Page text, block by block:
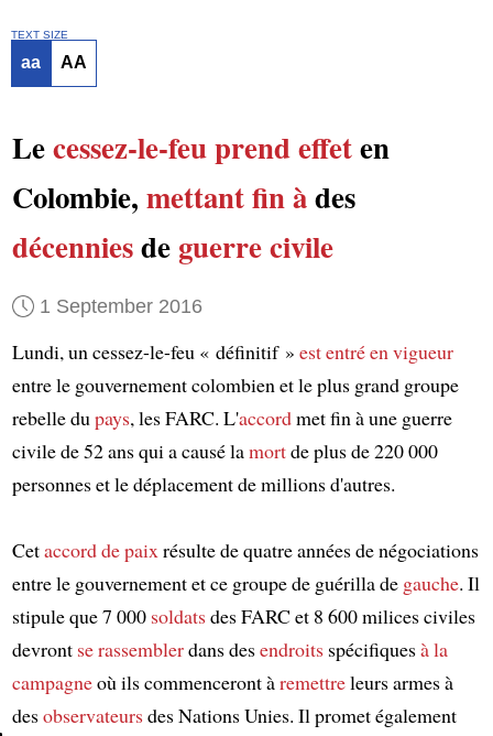
TEXT SIZE
aa AA
Lecessez-le-feuprend effeten
Colombie, mettant fin àdes
décenniesde guerre civile
1 September 2016
Lundi, un cessez-le-feu « définitif » est entré en vigueur
entre le gouvernement colombien et le plus grand groupe
rebelle dupays, les FARC. L'accordmet fin à une guerre
civile de 52 ans qui a causé lamortde plus de 220 000
personnes et le déplacement de millions d'autres.
Cetaccord de paixrésulte de quatre années de négociations
entre le gouvernement et ce groupe de guérilla de gauche. Il
stipule que 7 000 soldatsdes FARC et 8 600 milices civiles
devront se rassemblerdans desendroitsspécifiquesà la
campagneoù ils commenceront àremettreleurs armes à
desobservateursdes Nations Unies. Il promet également